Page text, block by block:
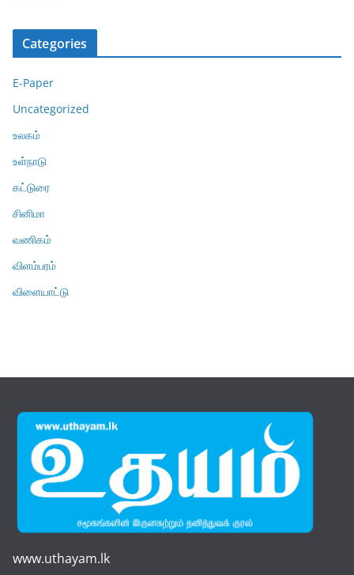
Categories
E-Paper
Uncategorized
உலகம்
உள்நாடு
கட்டுரை
சினிமா
வணிகம்
விளம்பரம்
விளையாட்டு
www.uthayam.lk